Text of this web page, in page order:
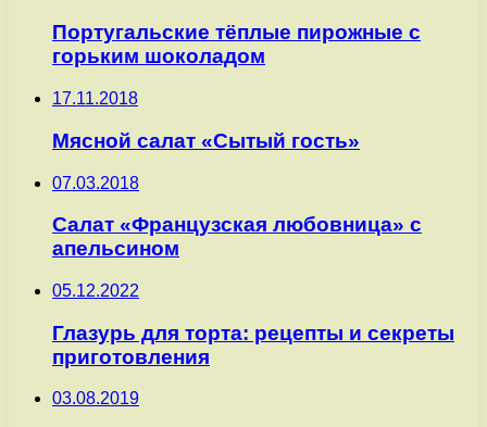
Португальские тёплые пирожные с
горьким шоколадом
17.11.2018
Мясной салат «Сытый гость»
07.03.2018
Салат «Французская любовница» с
апельсином
05.12.2022
Глазурь для торта: рецепты и секреты
приготовления
03.08.2019